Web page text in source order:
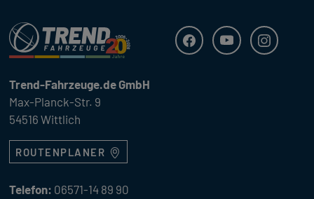
Trend Fahrzeuge
FacebookYoutube
Trend-Fahrzeuge.de GmbH
Max-Planck-Str. 9
54516 Wittlich
ROUTENPLANER
Telefon: 06571-14 89 90